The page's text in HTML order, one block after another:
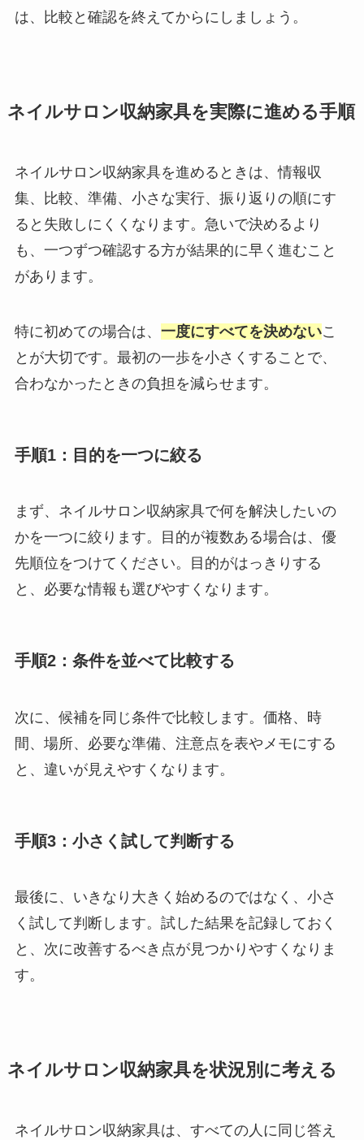
は、比較と確認を終えてからにしましょう。
ネイルサロン収納家具を実際に進める手順
ネイルサロン収納家具を進めるときは、情報収
集、比較、準備、小さな実行、振り返りの順にす
ると失敗しにくくなります。急いで決めるより
も、一つずつ確認する方が結果的に早く進むこと
があります。
特に初めての場合は、 一度にすべてを決めないこ
とが大切です。最初の一歩を小さくすることで、
合わなかったときの負担を減らせます。
手順1：目的を一つに絞る
まず、ネイルサロン収納家具で何を解決したいの
かを一つに絞ります。目的が複数ある場合は、優
先順位をつけてください。目的がはっきりする
と、必要な情報も選びやすくなります。
手順2：条件を並べて比較する
次に、候補を同じ条件で比較します。価格、時
間、場所、必要な準備、注意点を表やメモにする
と、違いが見えやすくなります。
手順3：小さく試して判断する
最後に、いきなり大きく始めるのではなく、小さ
く試して判断します。試した結果を記録しておく
と、次に改善するべき点が見つかりやすくなりま
す。
ネイルサロン収納家具を状況別に考える
ネイルサロン収納家具は、すべての人に同じ答え